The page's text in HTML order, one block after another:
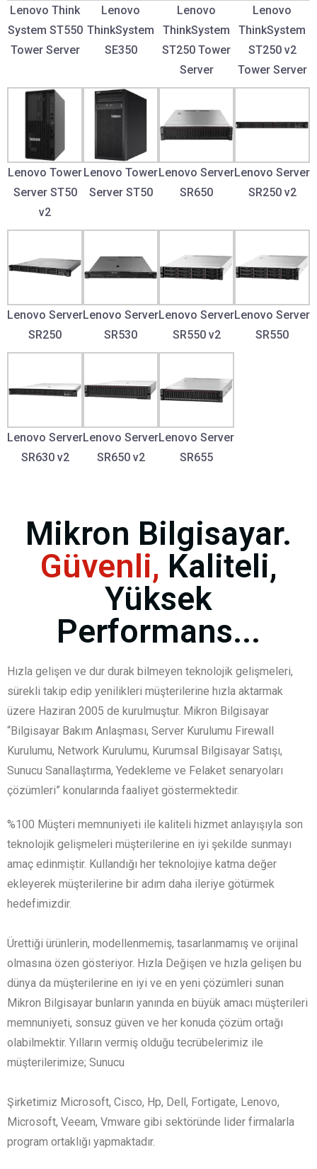
Lenovo Think
System ST550
Tower Server
Lenovo
ThinkSystem
SE350
Lenovo
ThinkSystem
ST250 Tower
Server
Lenovo
ThinkSystem
ST250 v2
Tower Server
Lenovo Tower
Server ST50
v2
Lenovo Tower
Server ST50
Lenovo Server
SR650
Lenovo Server
SR250 v2
Lenovo Server
SR250
Lenovo Server
SR530
Lenovo Server
SR550 v2
Lenovo Server
SR550
Lenovo Server
SR630 v2
Lenovo Server
SR650 v2
Lenovo Server
SR655
Mikron Bilgisayar.
Güvenli, Kaliteli,
Yüksek
Performans...
Hızla gelişen ve dur durak bilmeyen teknolojik gelişmeleri,
sürekli takip edip yenilikleri müşterilerine hızla aktarmak
üzere Haziran 2005 de kurulmuştur. Mikron Bilgisayar
“Bilgisayar Bakım Anlaşması, Server Kurulumu Firewall
Kurulumu, Network Kurulumu, Kurumsal Bilgisayar Satışı,
Sunucu Sanallaştırma, Yedekleme ve Felaket senaryoları
çözümleri” konularında faaliyet göstermektedir.
%100 Müşteri memnuniyeti ile kaliteli hizmet anlayışıyla son
teknolojik gelişmeleri müşterilerine en iyi şekilde sunmayı
amaç edinmiştir. Kullandığı her teknolojiye katma değer
ekleyerek müşterilerine bir adım daha ileriye götürmek
hedefimizdir.
Ürettiği ürünlerin, modellenmemiş, tasarlanmamış ve orijinal
olmasına özen gösteriyor. Hızla Değişen ve hızla gelişen bu
dünya da müşterilerine en iyi ve en yeni çözümleri sunan
Mikron Bilgisayar bunların yanında en büyük amacı müşterileri
memnuniyeti, sonsuz güven ve her konuda çözüm ortağı
olabilmektir. Yılların vermiş olduğu tecrübelerimiz ile
müşterilerimize; Sunucu
Şirketimiz Microsoft, Cisco, Hp, Dell, Fortigate, Lenovo,
Microsoft, Veeam, Vmware gibi sektöründe lider firmalarla
program ortaklığı yapmaktadır.